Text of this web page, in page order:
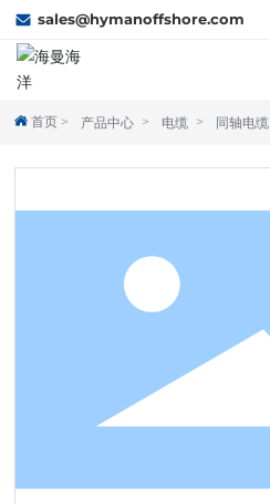
sales@hymanoffshore.com
首页
首页 产品中心 电缆 同轴电缆